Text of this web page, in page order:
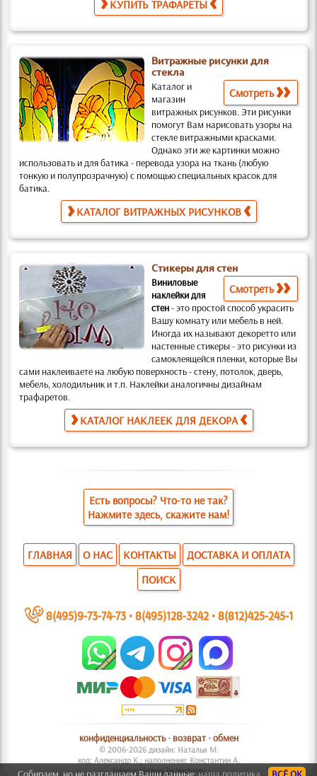
КУПИТЬ ТРАФАРЕТЫ
Витражные рисунки для
стекла
Смотреть
Каталог и
магазин
витражных рисунков.Эти рисунки
помогут Вам нарисовать узоры на
стекле витражными красками.
Однако эти же картинки можно
использовать и для батика- перевода узора на ткань (любую
тонкую и полупрозрачную) с помощью специальных красок для
батика.
КАТАЛОГ ВИТРАЖНЫХ РИСУНКОВ
Стикеры для стен
Смотреть
Виниловые
наклейки для
стен-это простой способ украсить
Вашу комнату или мебель в ней.
Иногда их называют декоретто или
настенные стикеры -это рисунки из
самоклеящейся пленки, которые Вы
сами наклеиваете на любую поверхность- стену, потолок, дверь,
мебель, холодильник и т.п. Наклейки аналогичны дизайнам
трафаретов.
КАТАЛОГ НАКЛЕЕК ДЛЯ ДЕКОРА
Есть вопросы? Что-то не так?
Нажмите здесь, скажите нам!
ГЛАВНАЯ О НАС КОНТАКТЫ
ДОСТАВКА И ОПЛАТА
ПОИСК
~ 8(495)9-73-74-73•8(495)128-3242•8(812)425-245-1
конфиденциальность• возврат•обмен
© 2006-2026 дизайн: Наталья М.
код: Александр К.; наполнение: Константин А.
Interior Vectors by Vecteezy